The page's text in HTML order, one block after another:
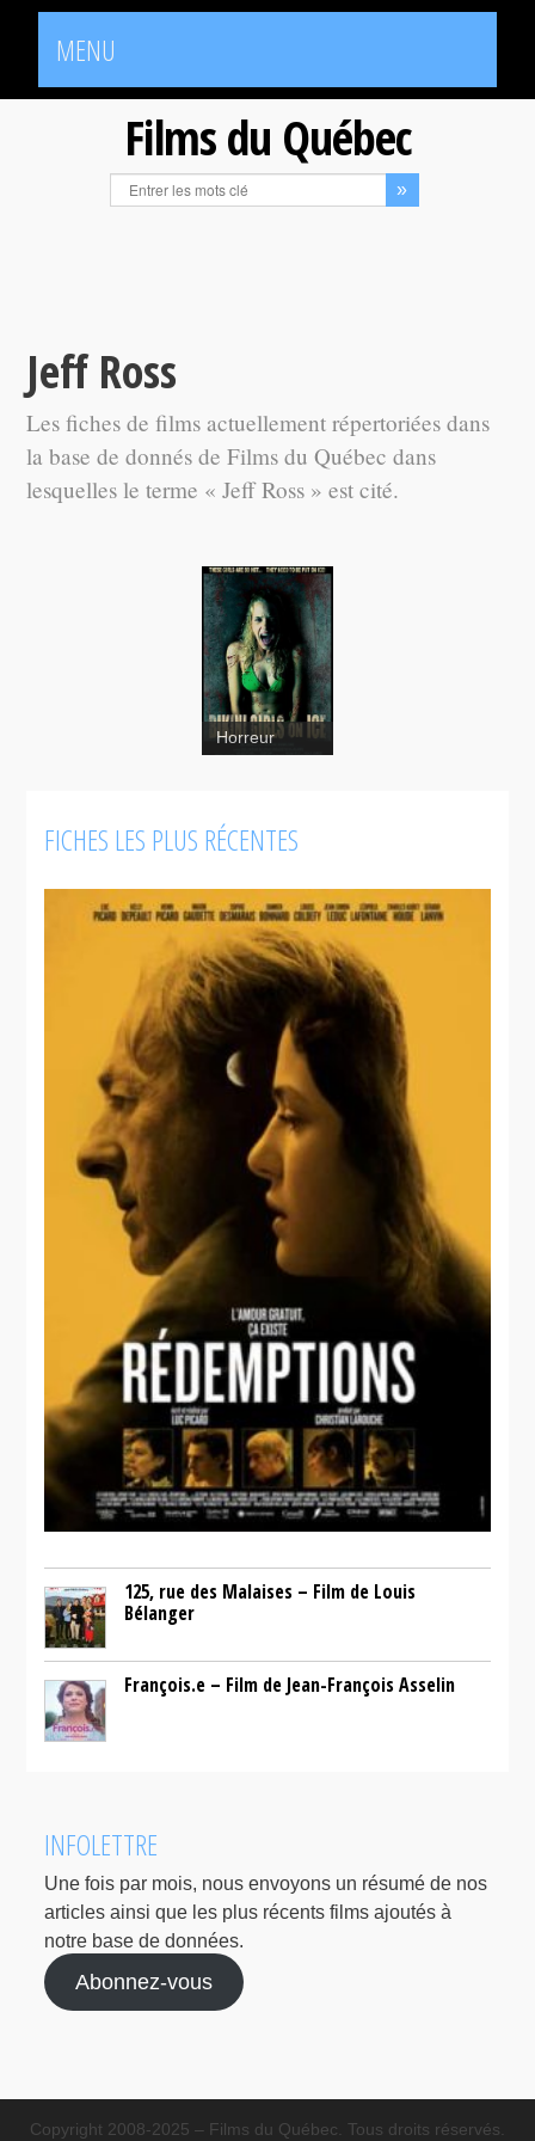
MENU
Films du Québec
Jeff Ross
Les fiches de films actuellement répertoriées dans
la base de donnés de Films du Québec dans
lesquelles le terme « Jeff Ross » est cité.
Bikini Girls
On Ice
Horreur
FICHES LES PLUS RÉCENTES
125, rue des Malaises – Film de Louis
Bélanger
François.e – Film de Jean-François Asselin
INFOLETTRE
Une fois par mois, nous envoyons un résumé de nos
articles ainsi que les plus récents films ajoutés à
notre base de données.
Abonnez-vous
Copyright 2008-2025 – Films du Québec. Tous droits réservés.